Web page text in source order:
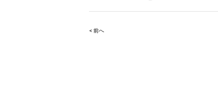
Post
< 前へ